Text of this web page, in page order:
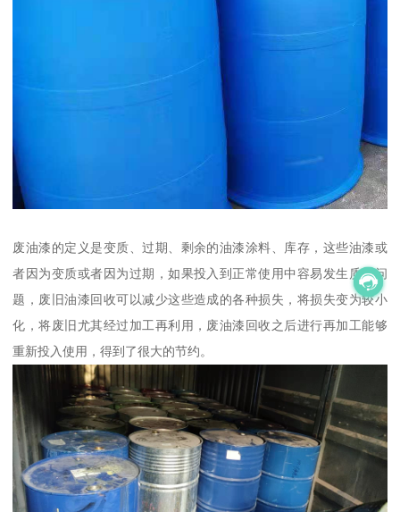
废油漆的定义是变质、过期、剩余的油漆涂料、库存，这些油漆或
者因为变质或者因为过期，如果投入到正常使用中容易发生质量问
题，废旧油漆回收可以减少这些造成的各种损失，将损失变为较小
化，将废旧尤其经过加工再利用，废油漆回收之后进行再加工能够
重新投入使用，得到了很大的节约。